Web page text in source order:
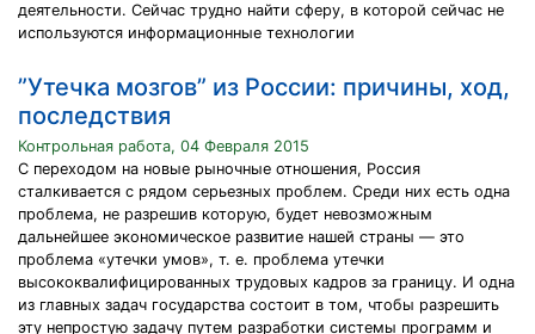
деятельности. Сейчас трудно найти сферу, в которой сейчас не
используются информационные технологии
”Утечка мозгов” из России: причины, ход,
последствия
Контрольная работа, 04 Февраля 2015
С переходом на новые рыночные отношения, Россия
сталкивается с рядом серьезных проблем. Среди них есть одна
проблема, не разрешив которую, будет невозможным
дальнейшее экономическое развитие нашей страны — это
проблема «утечки умов», т. е. проблема утечки
высококвалифицированных трудовых кадров за границу. И одна
из главных задач государства состоит в том, чтобы разрешить
эту непростую задачу путем разработки системы программ и